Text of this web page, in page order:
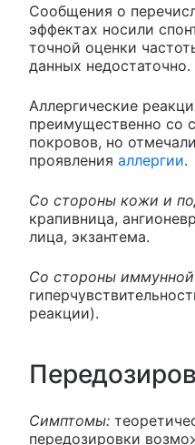
Сообщения о
эффектах носили
точной оценки
данных недостаточно.
Аллергические
преимущественно со
покровов, но
проявления аллергии.
Со стороны кожи и
крапивница,
лица, экзантема.
Со стороны
реакции).
Симптомы:
передозировки